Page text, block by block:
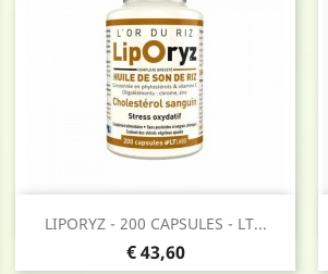
LIPORYZ - 200 CAPSULES - LT...
Prijs
€ 43,60
 Snel bekijken